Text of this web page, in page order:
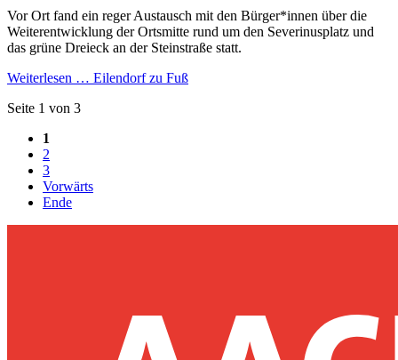
Vor Ort fand ein reger Austausch mit den Bürger*innen über die
Weiterentwicklung der Ortsmitte rund um den Severinusplatz und
das grüne Dreieck an der Steinstraße statt.
Weiterlesen … Eilendorf zu Fuß
Seite 1 von 3
1
2
3
Vorwärts
Ende